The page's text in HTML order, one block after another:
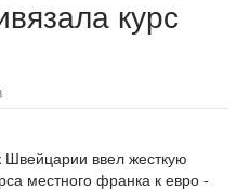
курс
Швейцарии ввел жесткую
местного франка к евро -